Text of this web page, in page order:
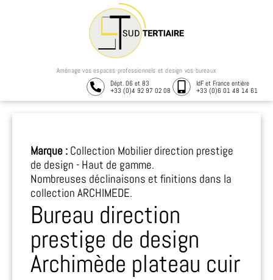
Dépt. 06 et 83
+33 (0)4 92 97 02 08
IdF et France entière
+33 (0)6 01 48 14 61
Aménage vos espaces professionnels et design vos bureaux
Marque : Collection Mobilier direction prestige
de design - Haut de gamme.
Nombreuses déclinaisons et finitions dans la
collection ARCHIMEDE.
Bureau direction
prestige de design
Archimède plateau cuir